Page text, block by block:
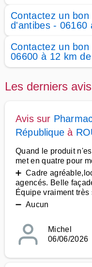
Contactez un
d'antibes - 06160
Contactez un
06600 à 12 km
Les derniers
Avis sur
République à
Quand le produit
met en quatre pour
➕ Cadre
agencés. Belle
Équipe vraiment très
➖ Aucun
Michel
06/06/2026